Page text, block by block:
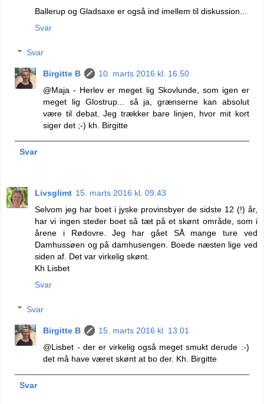
Ballerup og Gladsaxe er også ind imellem til diskussion...
Svar
Svar
Birgitte B
10. marts 2016 kl. 16.50
@Maja - Herlev er meget lig Skovlunde, som igen er
meget lig Glostrup... så ja, grænserne kan absolut
være til debat. Jeg trækker bare linjen, hvor mit kort
siger det ;-) kh. Birgitte
Svar
Livsglimt 15. marts 2016 kl. 09.43
Selvom jeg har boet i jyske provinsbyer de sidste 12 (!) år,
har vi ingen steder boet så tæt på et skønt område, som i
årene i Rødovre. Jeg har gået SÅ mange ture ved
Damhussøen og på damhusengen. Boede næsten lige ved
siden af. Det var virkelig skønt.
Kh Lisbet
Svar
Svar
Birgitte B
15. marts 2016 kl. 13.01
@Lisbet - der er virkelig også meget smukt derude :-)
det må have været skønt at bo der. Kh. Birgitte
Svar